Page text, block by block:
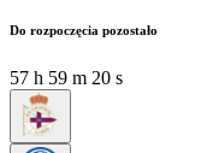
Do rozpoczęcia pozostało
57 h 59 m 19 s